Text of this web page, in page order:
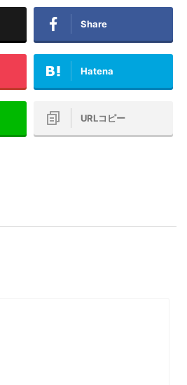
Share
Hatena
URLコピー